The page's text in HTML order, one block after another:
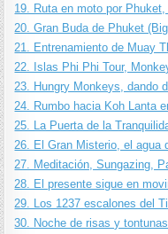
19. Ruta en moto por
20. Gran Buda de Phuket
21. Entrenamiento de Muay
22. Islas Phi Phi Tour,
23. Hungry Monkeys, dando
24. Rumbo hacia Koh Lanta
25. La Puerta de la
26. El Gran Misterio, el agua
27. Meditación, Sungazing,
28. El presente sigue en
29. Los 1237 escalones del
30. Noche de risas y